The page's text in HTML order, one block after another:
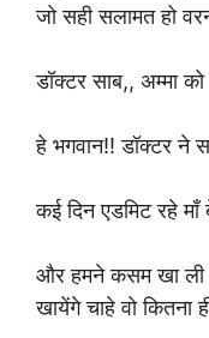
जो सही सलामत हो
डॉक्टर साब,, अम्मा
हे भगवान!! डॉक्टर ने
कई दिन एडमिट रहे
और हमने कसम खा ली
खायेंगे चाहे वो कितना